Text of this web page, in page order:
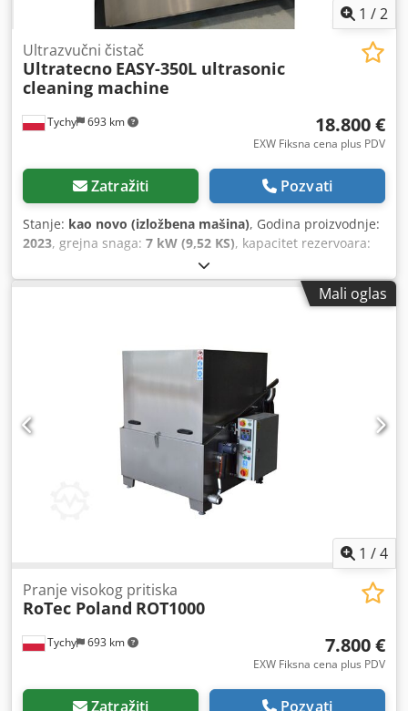
1 /2
Tychy 693 km
Ultrazvučni čistač
Ultratecno EASY-350L ultrasonic
cleaning machine
18.800 €
EXW Fiksna cena plus PDV
Zatražiti Pozvati
Stanje: kao novo (izložbena mašina), Godina proizvodnje:
2023, grejna snaga: 7 kW (9,52 KS), kapacitet rezervoara:
600 mm
mm, unutrašnja širina:650 mm, ulazni napon:400 V,
, Aparat za ultrazvučno
distributera u Poljskoj. Odliиno stanje, kao novo. Najviši
kvalitet komponenti i nekoliko inovativnih rešenja uz
podršku 50 godina iskustva u proizvodnji ultrazvučnih
mašina za čišćenje. Uključio je pneumatski lift sa
platformom za maksimum. opterećenje 125 kg (max.
statičko opterećenje 250 kg). Rezervoar za razdvajanje
nafte sa pumpom. Specijalna izolacija od 50mm. Djdpoq
Ruxmsfx Agmjck Dimenzije radne komore: 900 x 650 x 600
mm. Ultrazvučna frekvencija: 28 kHz. Snaga ultrazvuka: 2
Mali oglas
1 /4
Tychy 693 km
Pranje visokog pritiska
RoTec Poland ROT1000
7.800 €
EXW Fiksna cena plus PDV
Zatražiti Pozvati